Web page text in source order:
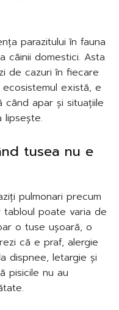
parazitului în fauna
câinii domestici. Asta
de cazuri în fiecare
există, e
apar și situațiile
lipsește.
tusea nu e
pulmonari precum
tabloul poate varia de
o tuse ușoară, o
că e praf, alergie
dispnee, letargie și
pisicile nu au